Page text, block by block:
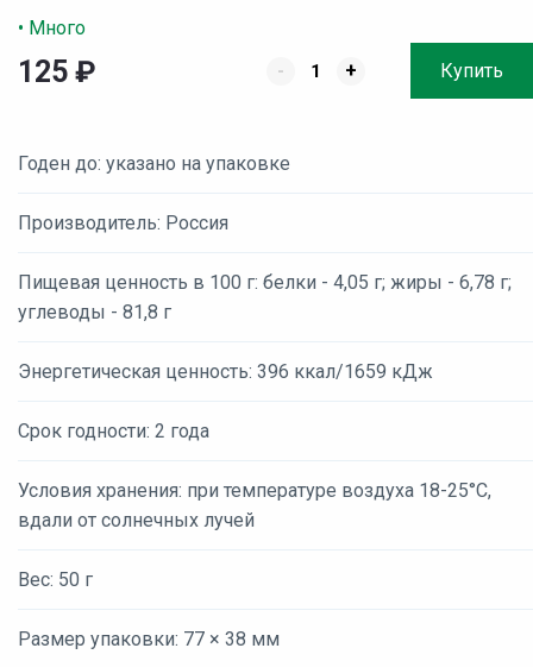
• Много
125 ₽ - + Купить
Годен до: указано на упаковке
Производитель: Россия
Пищевая ценность в 100 г: белки - 4,05 г; жиры - 6,78 г;
углеводы - 81,8 г
Энергетическая ценность: 396 ккал/1659 кДж
Срок годности: 2 года
Условия хранения: при температуре воздуха 18-25°С,
вдали от солнечных лучей
Вес: 50 г
Размер упаковки: 77 × 38 мм